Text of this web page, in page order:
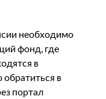
необходимо
фонд, где
в
в
портал